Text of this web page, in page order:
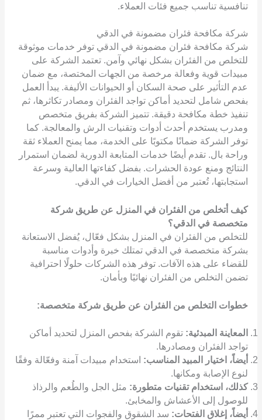
تنافسية تناسب جميع فئات العملاء.
شركة مكافحة فئران مضمونة في الدقي
شركة مكافحة فئران مضمونة في الدقي توفر خدمات موثوقة
للتخلص من الفئران بشكل نهائي وآمن. تعتمد الشركة على
مبيدات قوية وفعالة مرخصة من الجهات المختصة، مع ضمان
عدم التأثير على صحة السكان أو الحيوانات الأليفة. يبدأ العمل
بفحص شامل لتحديد أماكن تواجد الفئران ومصادر تكاثرها، ثم
تنفيذ خطة مكافحة دقيقة. تتميز الشركة بفريق متخصص
ومدرب يستخدم أحدث أدوات وتقنيات الرش والمعالجة. كما
توفر الشركة ضمانًا مكتوبًا على الخدمة، مما يمنح العملاء ثقة
وراحة بال. تقدم أيضًا خدمات المتابعة الدورية لضمان استمرار
النتائج ومنع عودة الحشرات. بفضل كفاءتها العالية وسرعة
استجابتها، تُعتبر من أفضل الخيارات في الدقي.
كيف أتخلص من الفئران في المنزل عن طريق شركة
متخصصة في الدقي؟
للتخلص من الفئران في المنزل بشكل فعّال، يُفضل الاستعانة
بشركة متخصصة في الدقي تمتلك خبرة وأدوات مناسبة
للقضاء على هذه الآفات. توفر هذه الشركات حلولًا احترافية
تضمن التخلص من الفئران نهائيًا وبأمان.
خطوات التخلص من الفئران عن طريق شركة متخصصة:
المعاينة المبدئية: تقوم الشركة بفحص المنزل لتحديد أماكن
تواجد الفئران ومصادرها.
أيضاً، اختيار المبيد المناسب: استخدام مبيدات آمنة وفعّالة وفقًا
لنوع الإصابة ومكانها.
كذلك، استخدام تقنيات متطورة: مثل الجل والطُعم والرذاذ
للوصول إلى الأعشاش والمخابئ.
أيضاً، إغلاق الفتحات: سد الشقوق والفجوات التي تعتبر ممرًا